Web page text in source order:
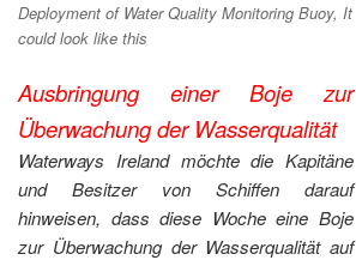
Deployment of Water Quality Monitoring Buoy, It
could look like this
Ausbringung einer Boje zur
Überwachung der Wasserqualität
Waterways Ireland möchte die Kapitäne
und Besitzer von Schiffen darauf
hinweisen, dass diese Woche eine Boje
zur Überwachung der Wasserqualität auf